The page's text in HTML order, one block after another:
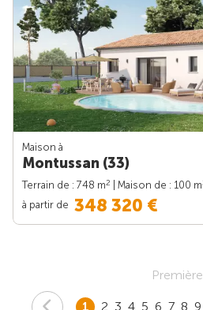
Maison à
Montussan (33)
Terrain de : 748 m2 | Maison de : 100 m
à partir de 348 320 €
Première
1 2 3 4 5 6 7 8 9